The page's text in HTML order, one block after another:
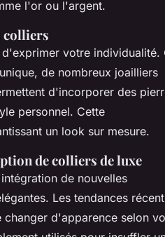
l'or ou l'argent.
colliers
votre individualité.
de nombreux joailliers
d'incorporer des
personnel. Cette
un look sur mesure.
de colliers de luxe
de nouvelles
Les tendances
d'apparence selon